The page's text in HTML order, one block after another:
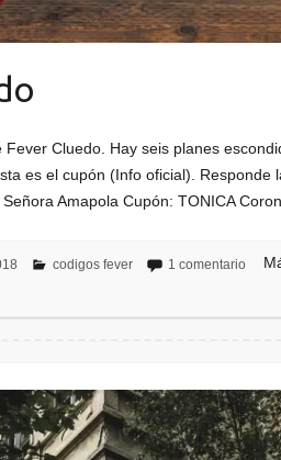
Cluedo. Hay seis planes
es el cupón (Info oficial). Responde
Amapola Cupón: TONICA
codigos fever 1 comentario